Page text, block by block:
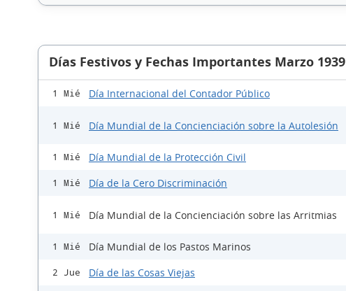
Días Festivos y Fechas Importantes Marzo 1939
1 Mié Día Internacional del Contador Público
1 Mié Día Mundial de la Concienciación sobre la Autolesión
1 Mié Día Mundial de la Protección Civil
1 Mié Día de la Cero Discriminación
1 Mié Día Mundial de la Concienciación sobre las Arritmias
1 Mié Día Mundial de los Pastos Marinos
2 Jue Día de las Cosas Viejas